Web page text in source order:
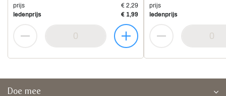
prijs
€ 2,29
ledenprijs
€ 1,99
prijs
ledenprijs
Doe mee